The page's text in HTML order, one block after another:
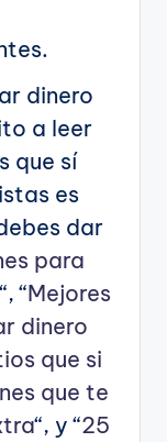
dinero
a leer
que sí
es
dar
para
“, “Mejores
dinero
que si
que te
“, y “25